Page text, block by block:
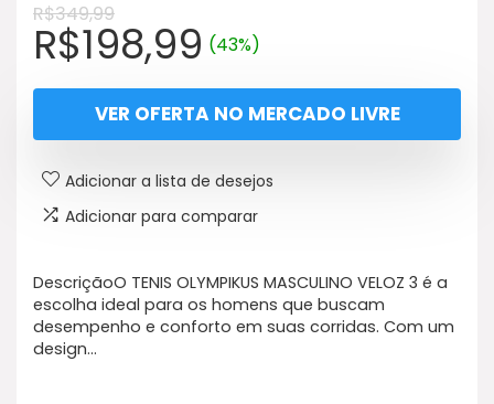
R$349,99
O
preço
original
era:
R$349,99.
R$198,99O
preço
atual
é:
R$198,99.
(43%)
VER OFERTA NO MERCADO LIVRE
Adicionar a lista de desejos
Adicionar para comparar
DescriçãoO TENIS OLYMPIKUS MASCULINO VELOZ 3 é a
escolha ideal para os homens que buscam
desempenho e conforto em suas corridas. Com um
design…